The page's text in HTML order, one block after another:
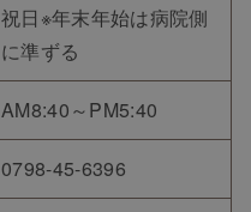
祝日※年末年始は病院側
に準ずる
AM8:40～PM5:40
0798-45-6396